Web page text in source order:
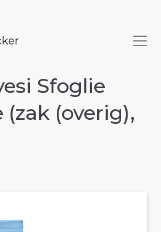
Sfoglie
(zak (overig),